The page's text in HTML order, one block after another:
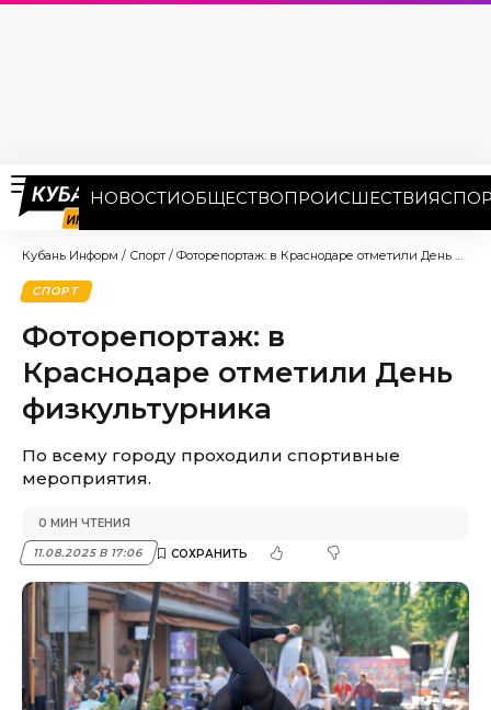
НОВОСТИОБЩЕСТВОПРОИСШЕСТВИЯ
Кубань Информ / Спорт / Фоторепортаж: в Краснодаре отметили День физкультурника
СПОРТ
Фоторепортаж: в
Краснодаре отметили День
физкультурника
По всему городу проходили спортивные
мероприятия.
11.08.2025 В 17:06
0 МИН ЧТЕНИЯ